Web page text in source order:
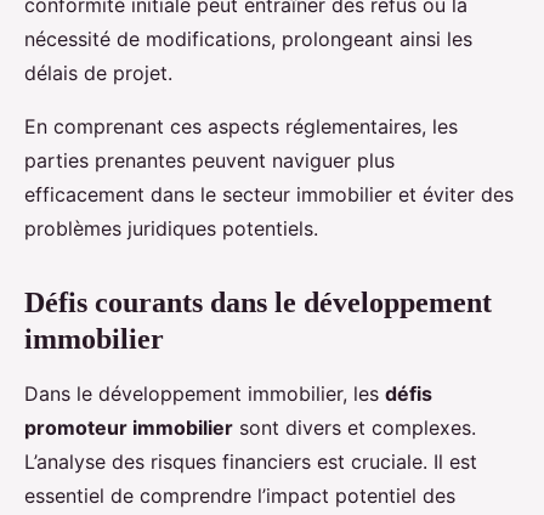
nécessité de modifications, prolongeant ainsi les
délais de projet.
En comprenant ces aspects réglementaires, les
parties prenantes peuvent naviguer plus
efficacement dans le secteur immobilier et éviter des
problèmes juridiques potentiels.
Défis courants dans le développement
immobilier
Dans le développement immobilier, les défis
promoteur immobilier sont divers et complexes.
L’analyse des risques financiers est cruciale. Il est
essentiel de comprendre l’impact potentiel des